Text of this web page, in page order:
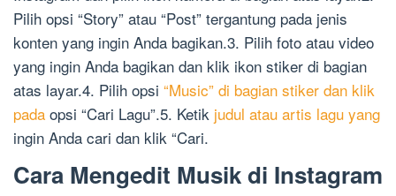
Pilih opsi “Story” atau “Post” tergantung pada jenis
konten yang ingin Anda bagikan.3. Pilih foto atau video
yang ingin Anda bagikan dan klik ikon stiker di bagian
atas layar.4. Pilih opsi “Music” di bagian stiker dan klik
pada opsi “Cari Lagu”.5. Ketik judul atau artis lagu yang
ingin Anda cari dan klik “Cari.
Cara Mengedit Musik di Instagram